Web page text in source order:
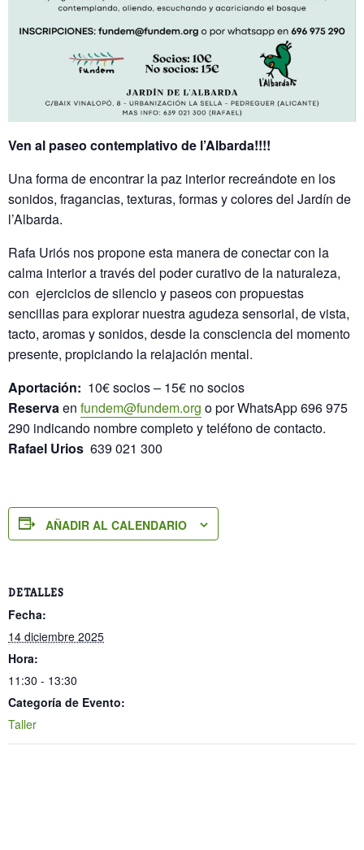
Ven al paseo contemplativo de l’Albarda!!!!
Una forma de encontrar la paz interior recreándote en los
sonidos, fragancias, texturas, formas y colores del Jardín de
l’Albarda.
Rafa Uriós nos propone esta manera de conectar con la
calma interior a través del poder curativo de la naturaleza,
con ejercicios de silencio y paseos con propuestas
sencillas para explorar nuestra agudeza sensorial, de vista,
tacto, aromas y sonidos, desde la consciencia del momento
presente, propiciando la relajación mental.
Aportación: 10€ socios – 15€ no socios
Reserva en fundem@fundem.org o por WhatsApp 696 975
290 indicando nombre completo y teléfono de contacto.
Rafael Urios 639 021 300
AÑADIR AL CALENDARIO
DETALLES
Fecha:
14 diciembre 2025
Hora:
11:30 - 13:30
Categoría de Evento:
Taller